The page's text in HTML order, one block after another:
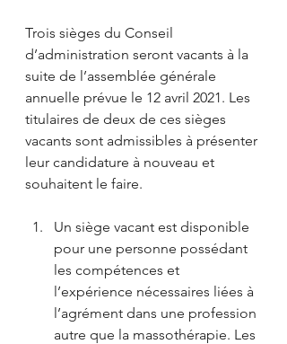
Trois sièges du Conseil
d’administration seront vacants à la
suite de l’assemblée générale
annuelle prévue le 12 avril 2021. Les
titulaires de deux de ces sièges
vacants sont admissibles à présenter
leur candidature à nouveau et
souhaitent le faire.
Un siège vacant est disponible
pour une personne possédant
les compétences et
l’expérience nécessaires liées à
l’agrément dans une profession
autre que la massothérapie. Les